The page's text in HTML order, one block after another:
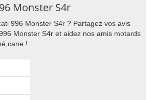
Monster S4r
996 Monster S4r ? Partagez vos avis
Monster S4r et aidez nos amis motards
!